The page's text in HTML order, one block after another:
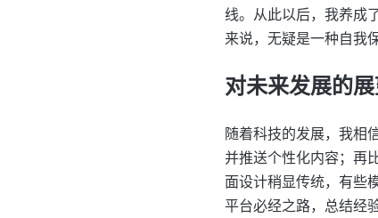
线。从此以后，我养成
来说，无疑是一种自我
对未来发展的
随着科技的发展，我相
并推送个性化内容；再
面设计稍显传统，有些
平台必经之路，总结经